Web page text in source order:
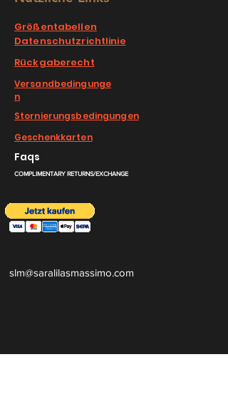
Größentabellen
Datenschutzrichtlinie
Rückgaberecht
Versandbedingunge
n
Stornierungsbedingungen
Geschenkkarten
Faqs
COMPLIMENTARY RETURNS/EXCHANGE
slm@saralilasmassimo.com